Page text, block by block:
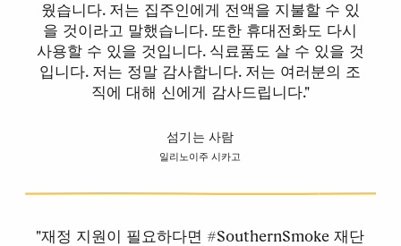
웠습니다. 저는 집주인에게 전액을 지불할 수 있
을 것이라고 말했습니다. 또한 휴대전화도 다시
사용할 수 있을 것입니다. 식료품도 살 수 있을 것
입니다. 저는 정말 감사합니다. 저는 여러분의 조
직에 대해 신에게 감사드립니다."
섬기는 사람
일리노이주 시카고
"재정 지원이 필요하다면 #SouthernSmoke 재단